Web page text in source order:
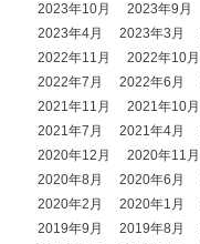
2023年10月
2023年9月
2023年4月
2023年3月
2022年11月
2022年10月
2022年7月
2022年6月
2021年11月
2021年10月
2021年7月
2021年4月
2020年12月
2020年11月
2020年8月
2020年6月
2020年2月
2020年1月
2019年9月
2019年8月